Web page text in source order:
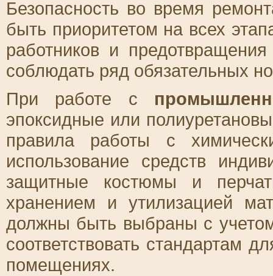
Безопасность во время
быть приоритетом на всех
работников и
соблюдать ряд обязательных
При работе с
эпоксидные или
правила работы с
использование средств
защитные костюмы и
хранением и утилизацией
должны быть выбраны с
соответствовать стандартам
помещениях.